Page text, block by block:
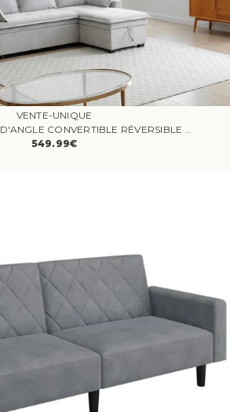
VENTE-UNIQUE
ZAKILA CANAPÉ D'ANGLE CONVERTIBLE RÉVERSIBLE 4 PLACES TISSU GRIS CLAIR
549.99€